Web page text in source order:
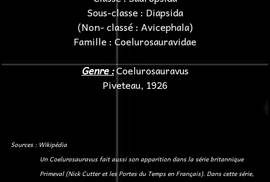
Sous-classe : Diapsida
(Non- classé : Avicephala)
Famille : Coelurosauravidae
Genre :Coelurosauravus
Piveteau, 1926
Sources : Wikipédia
Un Coelurosauravus fait aussi son apparition dans la série britannique
Primeval (Nick Cutter et les Portes du Temps en Français). Dans cette série,